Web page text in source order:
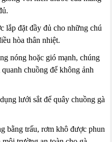
lắp đặt đầy đủ cho những chú
hòa thân nhiệt.
nóng hoặc gió mạnh, chúng
chuồng để không ảnh
lưới sắt để quây chuồng gà
bằng trấu, rơm khô được phun